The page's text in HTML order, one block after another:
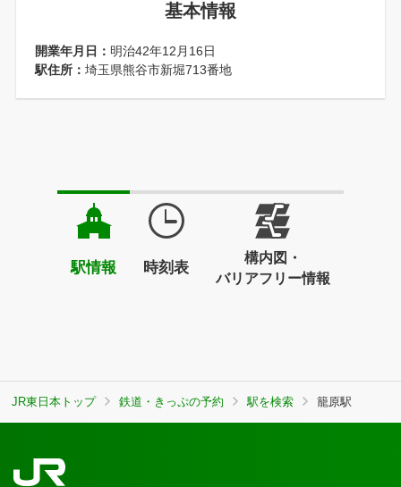
基本情報
開業年月日： 明治42年12月16日
駅住所： 埼玉県熊谷市新堀713番地
駅情報 時刻表
構内図・
バリアフリー情報
JR東日本トップ 鉄道・きっぷの予約 駅を検索 籠原駅